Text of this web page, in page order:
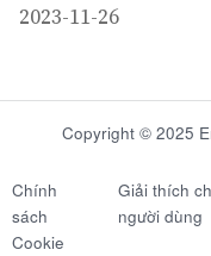
2023-11-26
Copyright © 2025
Chính
sách
Cookie
Giải thích
người dùng